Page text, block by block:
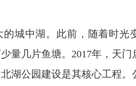
的城中湖。此前，随着时光
量几片鱼塘。2017年，天
湖公园建设是其核心工程。